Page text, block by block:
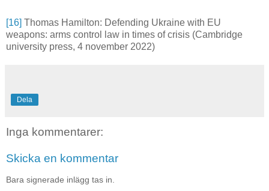
[16] Thomas Hamilton: Defending Ukraine with EU
weapons: arms control law in times of crisis (Cambridge
university press, 4 november 2022)
Dela
Inga kommentarer:
Skicka en kommentar
Bara signerade inlägg tas in.